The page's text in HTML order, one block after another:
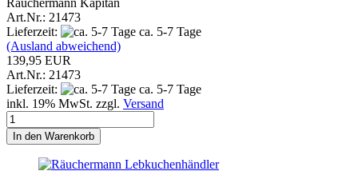
Art.Nr.: 21473
Lieferzeit:
ca. 5-7 Tage
(Ausland abweichend)
139,95 EUR
Art.Nr.: 21473
Lieferzeit:
ca. 5-7 Tage
inkl. 19% MwSt. zzgl. Versand
In den Warenkorb